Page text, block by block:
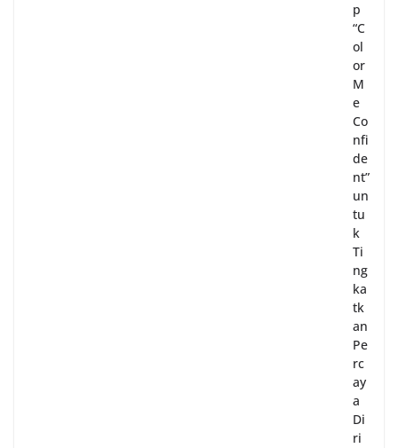
p
“C
ol
or
M
e
Co
nfi
de
nt”
un
tu
k
Ti
ng
ka
tk
an
Pe
rc
ay
a
Di
ri